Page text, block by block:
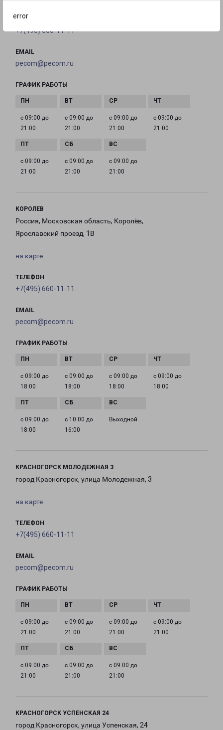
error
ТЕЛЕФОН
+7(495) 660-11-11
EMAIL
pecom@pecom.ru
ГРАФИК РАБОТЫ
с 09:00 до
21:00
с 09:00 до
21:00
с 09:00 до
21:00
с 09:00 до
21:00
с 09:00 до
21:00
с 09:00 до
21:00
с 09:00 до
21:00
КОРОЛЕВ
Россия, Московская область, Королёв,
Ярославский проезд, 1В
на карте
ТЕЛЕФОН
+7(495) 660-11-11
EMAIL
pecom@pecom.ru
ГРАФИК РАБОТЫ
с 09:00 до
18:00
с 09:00 до
18:00
с 09:00 до
18:00
с 09:00 до
18:00
с 09:00 до
18:00
с 10:00 до
16:00
Выходной
КРАСНОГОРСК МОЛОДЕЖНАЯ 3
город Красногорск, улица Молодежная, 3
на карте
ТЕЛЕФОН
+7(495) 660-11-11
EMAIL
pecom@pecom.ru
ГРАФИК РАБОТЫ
с 09:00 до
21:00
с 09:00 до
21:00
с 09:00 до
21:00
с 09:00 до
21:00
с 09:00 до
21:00
с 09:00 до
21:00
с 09:00 до
21:00
КРАСНОГОРСК УСПЕНСКАЯ 24
город Красногорск, улица Успенская, 24